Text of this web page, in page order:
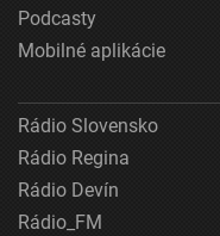
Podcasty
Mobilné aplikácie
Rádio Slovensko
Rádio Regina
Rádio Devín
Rádio_FM